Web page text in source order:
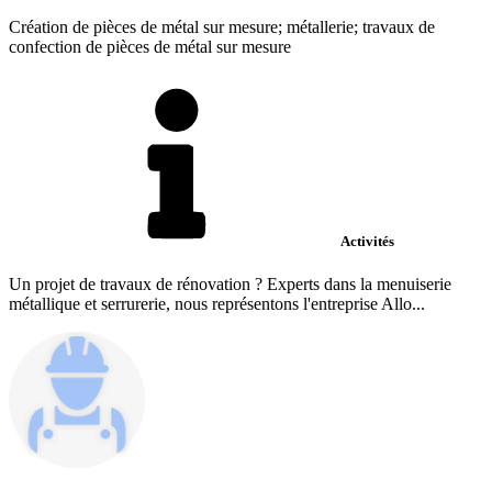
Création de pièces de métal sur mesure; métallerie; travaux de
confection de pièces de métal sur mesure
Activités
Un projet de travaux de rénovation ? Experts dans la menuiserie
métallique et serrurerie, nous représentons l'entreprise Allo...